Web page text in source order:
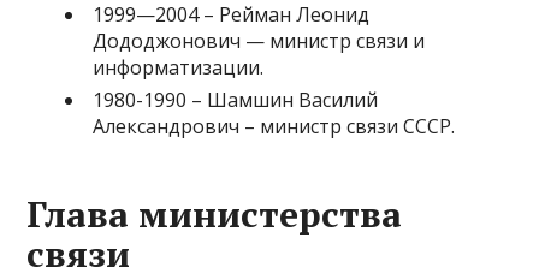
1999—2004 – Рейман Леонид
Дододжонович — министр связи и
информатизации.
1980-1990 – Шамшин Василий
Александрович – министр связи СССР.
Глава министерства
связи